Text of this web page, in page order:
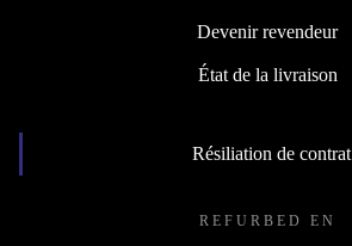
Devenir revendeur
État de la livraison
Résiliation de contrat
REFURBED EN